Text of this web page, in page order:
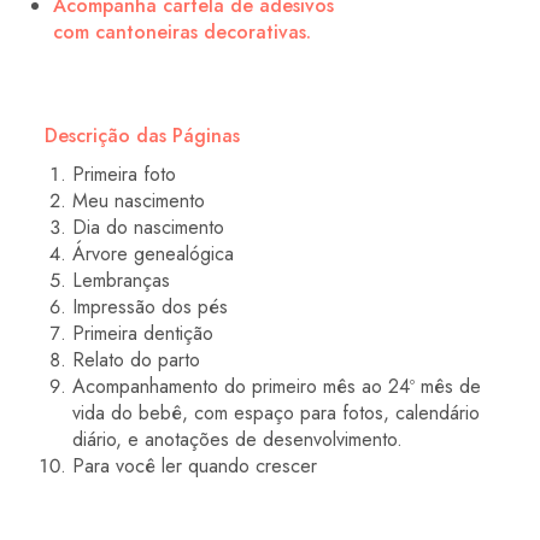
com cantoneiras decorativas.
Descrição das Páginas
Primeira foto
Meu nascimento
Dia do nascimento
Árvore genealógica
Lembranças
Impressão dos pés
Primeira dentição
Relato do parto
Acompanhamento do primeiro mês ao 24º mês de
vida do bebê, com espaço para fotos, calendário
diário, e anotações de desenvolvimento.
Para você ler quando crescer